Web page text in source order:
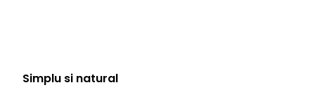
Simplu si natural